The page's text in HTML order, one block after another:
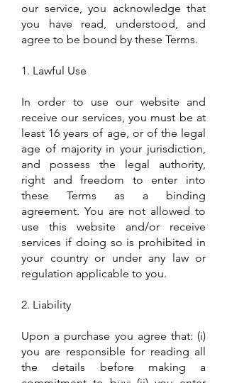
our service, you acknowledge that
you have read, understood, and
agree to be bound by these Terms.
1. Lawful Use
In order to use our website and
receive our services, you must be at
least 16 years of age, or of the legal
age of majority in your jurisdiction,
and possess the legal authority,
right and freedom to enter into
these Terms as a binding
agreement. You are not allowed to
use this website and/or receive
services if doing so is prohibited in
your country or under any law or
regulation applicable to you.
2. Liability
Upon a purchase you agree that: (i)
you are responsible for reading all
the details before making a